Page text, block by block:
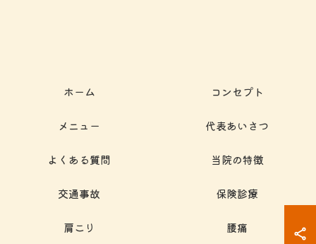
ホーム コンセプト
メニュー 代表あいさつ
よくある質問 当院の特徴
交通事故 保険診療
肩こり 腰痛